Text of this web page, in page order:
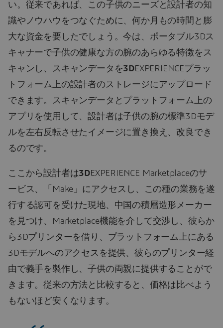
い。従来であれば、この子供のニーズと設計者の知
識やノウハウをつなぐために、何か月もの時間と膨
大な資金を要したでしょう。今は、ポータブル3Dス
キャナーで子供の健康な方の腕のあらゆる特徴をス
キャンし、スキャンデータを3DEXPERIENCEプラッ
トフォーム上の設計者のストレージにアップロード
できます。スキャンデータとプラットフォーム上の
アプリを使用して、設計者は子供の腕の標準3Dモデ
ルを左右反転させたイメージに置き換え、改良でき
るのです。
ここから設計者は3DEXPERIENCE Marketplaceのサ
ービス、「Make」にアクセスし、この種の業務を遂
行する認可を受けた現地、中国の積層造形メーカー
を見つけ、Marketplace機能を介して交渉し、彼らか
ら3Dプリンターを借り、プラットフォーム上にある
3Dモデルへのアクセスを提供、彼らのプリンター経
由で義手を製作し、子供の両親に提供することがで
きます。従来の方法と比較すると、価格は比べよう
もないほど安くなります。